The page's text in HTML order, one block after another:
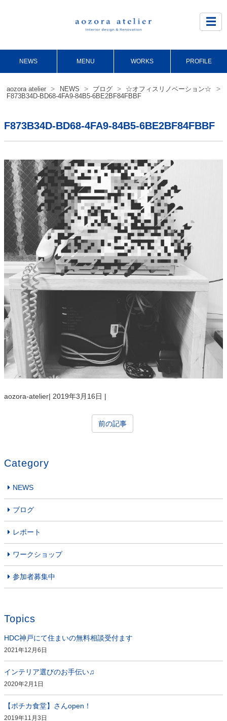
☰
NEWS MENU WORKS PROFILE
aozora atelier > NEWS > ブログ > ☆オフィスリノベーション☆ >
F873B34D-BD68-4FA9-84B5-6BE2BF84FBBF
F873B34D-BD68-4FA9-84B5-6BE2BF84FBBF
aozora-atelier| 2019年3月16日 |
前の記事
Category
NEWS
ブログ
レポート
ワークショップ
参加者募集中
Topics
HDC神戸にて住まいの無料相談受付ます
2021年12月6日
インテリア選びのお手伝い♫
2020年2月1日
【ポチカ食堂】さんopen！
2019年11月3日